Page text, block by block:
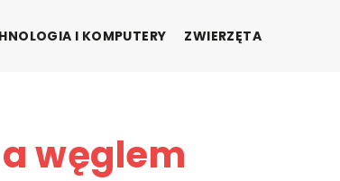
I KOMPUTERY ZWIERZĘTA
węglem